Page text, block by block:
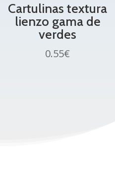
Cartulinas textura
lienzo gama de
verdes
0.55€